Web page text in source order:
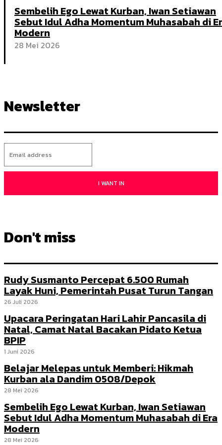
Sembelih Ego Lewat Kurban, Iwan Setiawan
Sebut Idul Adha Momentum Muhasabah di
Modern
28 Mei 2026
Newsletter
I WANT IN
Don't miss
Rudy Susmanto Percepat 6.500 Rumah
Layak Huni, Pemerintah Pusat Turun Tangan
26 Juli 2026
Upacara Peringatan Hari Lahir Pancasila di
Natal, Camat Natal Bacakan Pidato Ketua
BPIP
1 Juni 2026
Belajar Melepas untuk Memberi: Hikmah
Kurban ala Dandim 0508/Depok
28 Mei 2026
Sembelih Ego Lewat Kurban, Iwan Setiawan
Sebut Idul Adha Momentum Muhasabah di Era
Modern
28 Mei 2026